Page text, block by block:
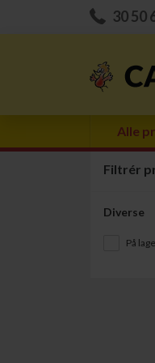
30 50
Alle
Filtrér
Diverse
På